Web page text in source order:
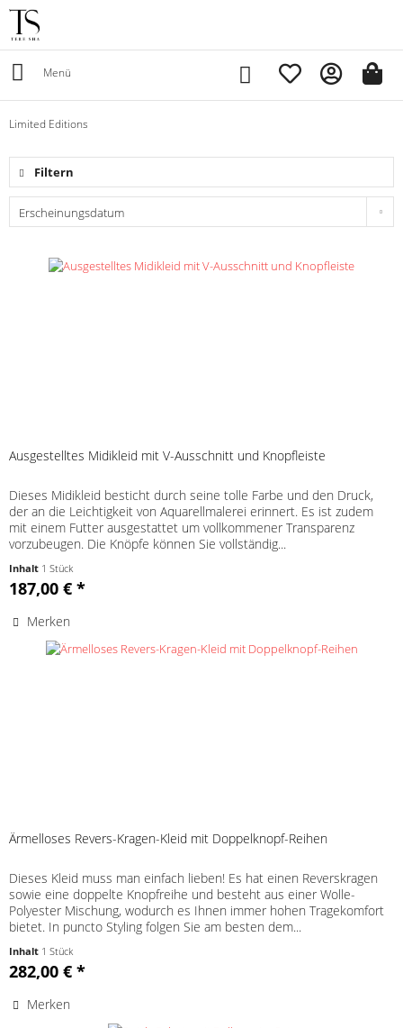
Menü
Limited Editions
Filtern
Ausgestelltes Midikleid mit V-Ausschnitt und Knopfleiste
Dieses Midikleid besticht durch seine tolle Farbe und den Druck,
der an die Leichtigkeit von Aquarellmalerei erinnert. Es ist zudem
mit einem Futter ausgestattet um vollkommener Transparenz
vorzubeugen. Die Knöpfe können Sie vollständig...
Inhalt 1 Stück
187,00 € *
Merken
Ärmelloses Revers-Kragen-Kleid mit Doppelknopf-Reihen
Dieses Kleid muss man einfach lieben! Es hat einen Reverskragen
sowie eine doppelte Knopfreihe und besteht aus einer Wolle-
Polyester Mischung, wodurch es Ihnen immer hohen Tragekomfort
bietet. In puncto Styling folgen Sie am besten dem...
Inhalt 1 Stück
282,00 € *
Merken